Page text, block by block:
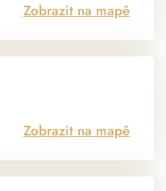
Zobrazit na mapě
Zobrazit na mapě